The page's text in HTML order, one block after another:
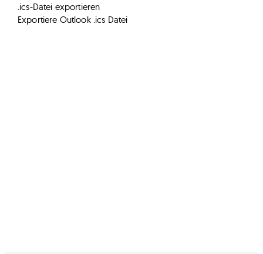
.ics-Datei exportieren
Exportiere Outlook .ics Datei